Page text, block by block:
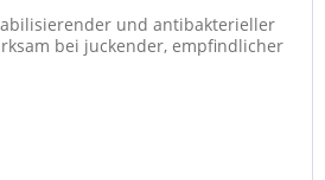
und antibakterieller
bei juckender, empfindlicher